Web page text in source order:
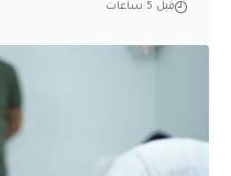
قبل 5 ساعات